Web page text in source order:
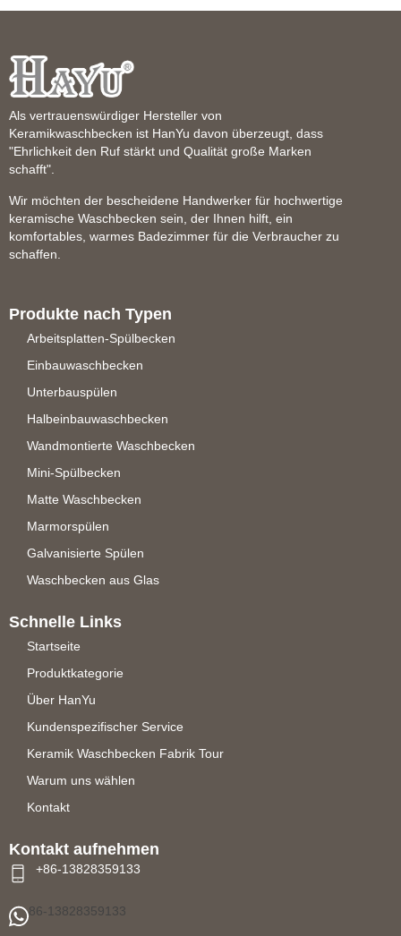
Als vertrauenswürdiger Hersteller von
Keramikwaschbecken ist HanYu davon überzeugt, dass
"Ehrlichkeit den Ruf stärkt und Qualität große Marken
schafft".
Wir möchten der bescheidene Handwerker für hochwertige
keramische Waschbecken sein, der Ihnen hilft, ein
komfortables, warmes Badezimmer für die Verbraucher zu
schaffen.
Produkte nach Typen
Arbeitsplatten-Spülbecken
Einbauwaschbecken
Unterbauspülen
Halbeinbauwaschbecken
Wandmontierte Waschbecken
Mini-Spülbecken
Matte Waschbecken
Marmorspülen
Galvanisierte Spülen
Waschbecken aus Glas
Schnelle Links
Startseite
Produktkategorie
Über HanYu
Kundenspezifischer Service
Keramik Waschbecken Fabrik Tour
Warum uns wählen
Kontakt
Kontakt aufnehmen
+86-13828359133
86-13828359133